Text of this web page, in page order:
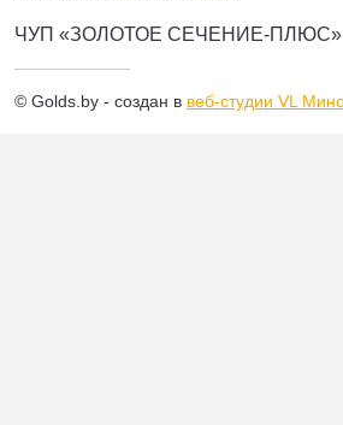
ЧУП «ЗОЛОТОЕ СЕЧЕНИЕ-ПЛЮС»
© Golds.by - создан в веб-студии VL